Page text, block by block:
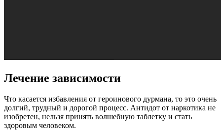
Лечение зависимости
Что касается избавления от героинового дурмана, то это очень
долгий, трудный и дорогой процесс. Антидот от наркотика не
изобретен, нельзя принять волшебную таблетку и стать
здоровым человеком.